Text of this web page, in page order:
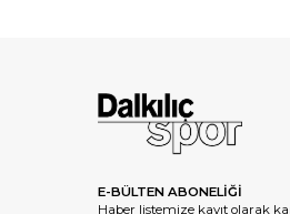
E-BÜLTEN ABONELİĞİ
Haber listemize kayıt olarak